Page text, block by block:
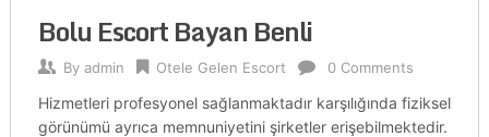
Bolu Escort Bayan Benli
By admin Otele Gelen Escort 0 Comments
Hizmetleri profesyonel sağlanmaktadır karşılığında fiziksel
görünümü ayrıca memnuniyetini şirketler erişebilmektedir.